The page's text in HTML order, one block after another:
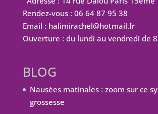
Rendez-vous : 06 64 87 95 38
Email : halimirachel@hotmail.fr
Ouverture : du lundi au vendredi de
BLOG
Nausées matinales : zoom sur ce
grossesse